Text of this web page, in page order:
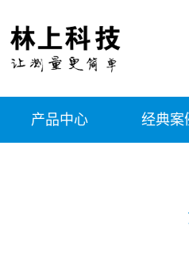
产品中心 经典案